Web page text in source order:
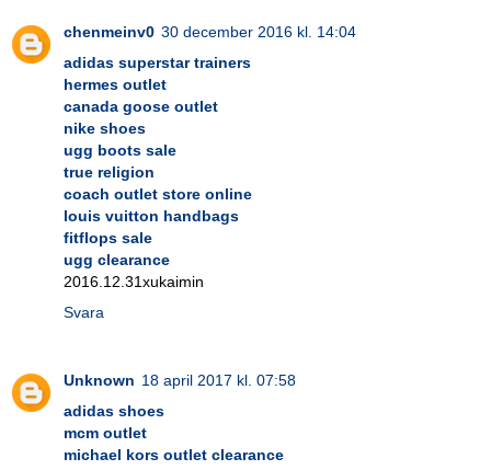
chenmeinv0 30 december 2016 kl. 14:04
adidas superstar trainers
hermes outlet
canada goose outlet
nike shoes
ugg boots sale
true religion
coach outlet store online
louis vuitton handbags
fitflops sale
ugg clearance
2016.12.31xukaimin
Svara
Unknown 18 april 2017 kl. 07:58
adidas shoes
mcm outlet
michael kors outlet clearance